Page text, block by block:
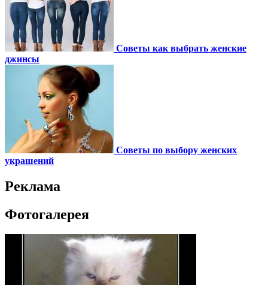
Советы как выбрать женские
джинсы
Советы по выбору женских
украшений
Реклама
Фотогалерея